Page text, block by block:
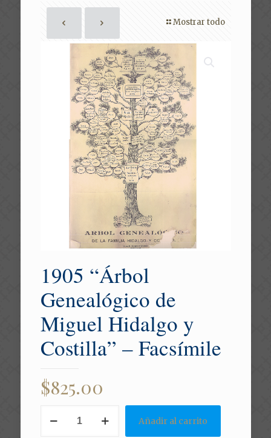
Mostrar todo
1905 “Árbol
Genealógico de
Miguel Hidalgo y
Costilla” – Facsímile
$825.00
"Árbol
Añadir al carrito